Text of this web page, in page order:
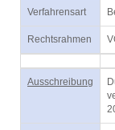
Verfahrensart
Rechtsrahmen
Ausschreibung